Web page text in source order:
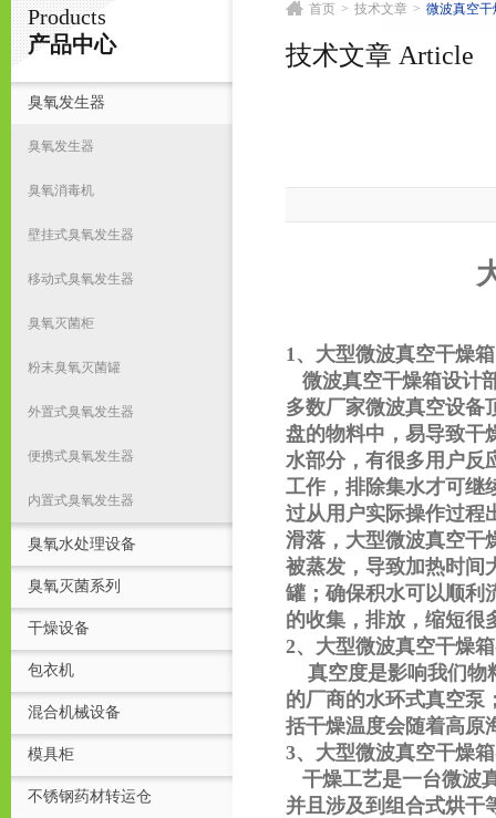
南京皇明臭氧机电设备厂
Products
产品中心
臭氧发生器
臭氧发生器
臭氧消毒机
壁挂式臭氧发生器
移动式臭氧发生器
臭氧灭菌柜
粉末臭氧灭菌罐
外置式臭氧发生器
便携式臭氧发生器
内置式臭氧发生器
臭氧水处理设备
臭氧灭菌系列
干燥设备
包衣机
混合机械设备
模具柜
不锈钢药材转运仓
首页 > 技术文章 > 微波真空
技术文章 Article
1、大型微波真空干燥
微波真空干燥箱设计
多数厂家微波真空设备
盘的物料中，易导致干
水部分，有很多用户反
工作，排除集水才可继
过从用户实际操作过程
滑落，大型微波真空干
被蒸发，导致加热时间
罐；确保积水可以顺利
的收集，排放，缩短很
2、大型微波真空干燥
真空度是影响我们物
的厂商的水环式真空泵
括干燥温度会随着高原
3、大型微波真空干燥
干燥工艺是一台微波
并且涉及到组合式烘干